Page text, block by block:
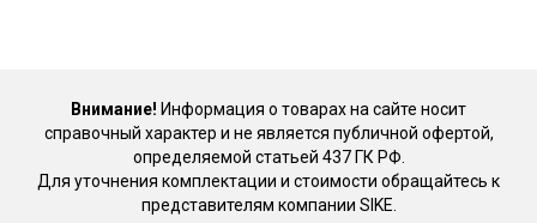
Внимание! Информация о товарах на сайте носит
справочный характер и не является публичной офертой,
определяемой статьей 437 ГК РФ.
Для уточнения комплектации и стоимости обращайтесь к
представителям компании SIKE.